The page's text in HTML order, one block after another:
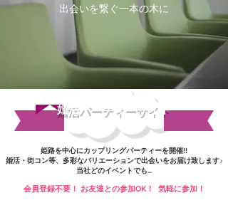
出会いを繋ぐ一本の木に
姫路を中心にカップリングパーティーを開催!!
婚活・街コン等、多彩なバリエーションで出会いをお届け致します♪
当社どのイベントでも…
会員登録不要！ お友達との参加OK！ 気軽に参加！
婚活パーティーサイト